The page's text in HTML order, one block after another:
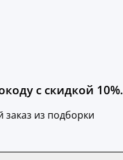
с скидкой 10%.
из подборки